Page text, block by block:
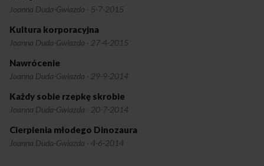
majątkach? A ilu dzisiaj musi znosić nową pańszczyznę i nowych
sobiepanków, ich arogancję, kretynizm, głupią mowę, w tym
drukowaną i emitowaną w mediach?
Joanna Duda-Gwiazda · 5-7-2015
Kultura korporacyjna
Joanna Duda-Gwiazda · 27-4-2015
Nawrócenie
Joanna Duda-Gwiazda · 29-9-2014
Każdy sobie rzepkę skrobie
Joanna Duda-Gwiazda · 20-7-2014
Cierpienia młodego Dinozaura
Joanna Duda-Gwiazda · 4-6-2014